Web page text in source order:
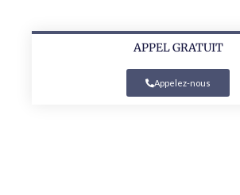
APPEL GRATUIT
Appelez-nous